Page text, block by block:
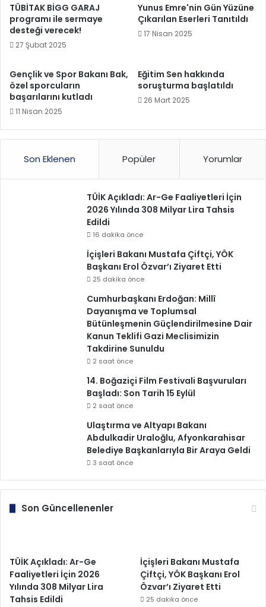
TÜBİTAK BİGG GARAJ
programı ile sermaye
desteği verecek!
27 Şubat 2025
Yunus Emre'nin Gün Yüzüne
Çıkarılan Eserleri Tanıtıldı
17 Nisan 2025
Gençlik ve Spor Bakanı Bak,
özel sporcuların
başarılarını kutladı
11 Nisan 2025
Eğitim Sen hakkında
soruşturma başlatıldı
26 Mart 2025
Son Eklenen Popüler Yorumlar
TÜİK Açıkladı: Ar-Ge Faaliyetleri İçin
2026 Yılında 308 Milyar Lira Tahsis
Edildi
16 dakika önce
İçişleri Bakanı Mustafa Çiftçi, YÖK
Başkanı Erol Özvar’ı Ziyaret Etti
25 dakika önce
Cumhurbaşkanı Erdoğan: Millî
Dayanışma ve Toplumsal
Bütünleşmenin Güçlendirilmesine Dair
Kanun Teklifi Gazi Meclisimizin
Takdirine Sunuldu
2 saat önce
14. Boğaziçi Film Festivali Başvuruları
Başladı: Son Tarih 15 Eylül
2 saat önce
Ulaştırma ve Altyapı Bakanı
Abdulkadir Uraloğlu, Afyonkarahisar
Belediye Başkanlarıyla Bir Araya Geldi
3 saat önce
Son Güncellenenler
TÜİK Açıkladı: Ar-Ge
Faaliyetleri İçin 2026
Yılında 308 Milyar Lira
Tahsis Edildi
İçişleri Bakanı Mustafa
Çiftçi, YÖK Başkanı Erol
Özvar’ı Ziyaret Etti
25 dakika önce